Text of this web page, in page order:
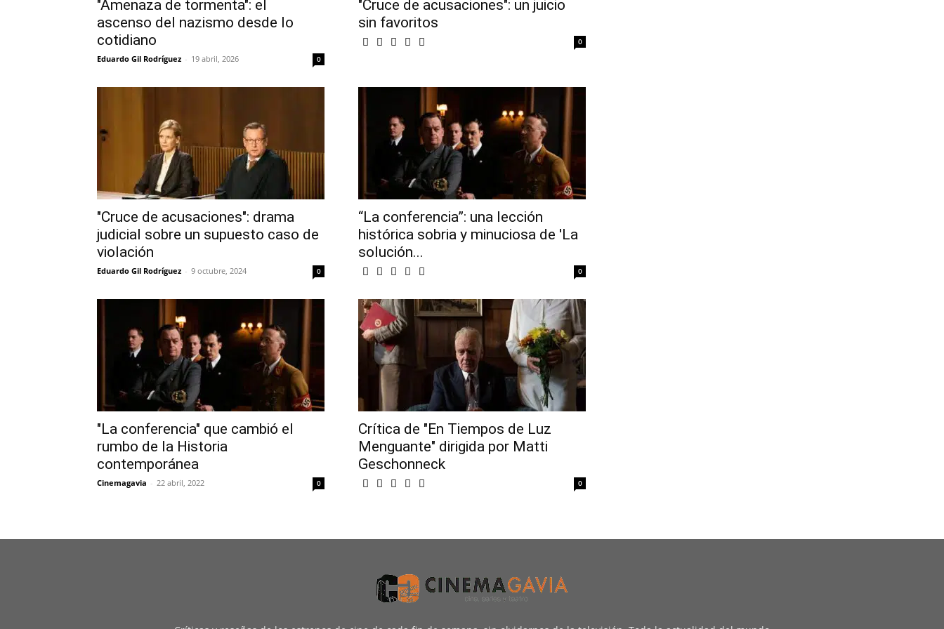
"Amenaza de tormenta": el
ascenso del nazismo desde lo
cotidiano
Eduardo Gil Rodríguez - 19 abril, 2026 0
"Cruce de acusaciones": un juicio
sin favoritos
0
"Cruce de acusaciones": drama
judicial sobre un supuesto caso de
violación
Eduardo Gil Rodríguez - 9 octubre, 2024 0
“La conferencia”: una lección
histórica sobria y minuciosa de 'La
solución...
0
"La conferencia" que cambió el
rumbo de la Historia
contemporánea
Cinemagavia - 22 abril, 2022 0
Crítica de "En Tiempos de Luz
Menguante" dirigida por Matti
Geschonneck
0